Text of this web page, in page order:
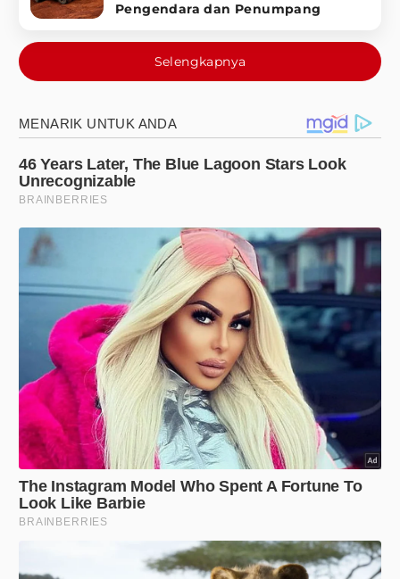
Pengendara dan Penumpang
Selengkapnya